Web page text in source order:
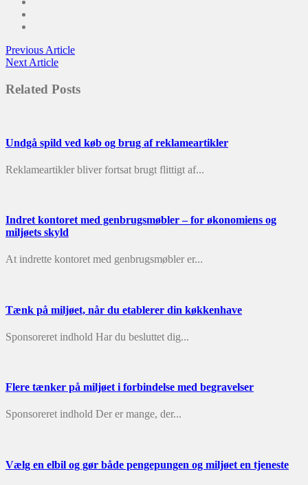
Indlægsnavigation
Previous ArticlePrevious
Next ArticleNext
Related Posts
Undgå spild ved køb og brug af reklameartikler
Reklameartikler bliver fortsat brugt flittigt af...
Indret kontoret med genbrugsmøbler – for økonomiens og
miljøets skyld
At indrette kontoret med genbrugsmøbler er...
Tænk på miljøet, når du etablerer din køkkenhave
Sponsoreret indhold Har du besluttet dig...
Flere tænker på miljøet i forbindelse med begravelser
Sponsoreret indhold Der er mange, der...
Vælg en elbil og gør både pengepungen og miljøet en tjeneste